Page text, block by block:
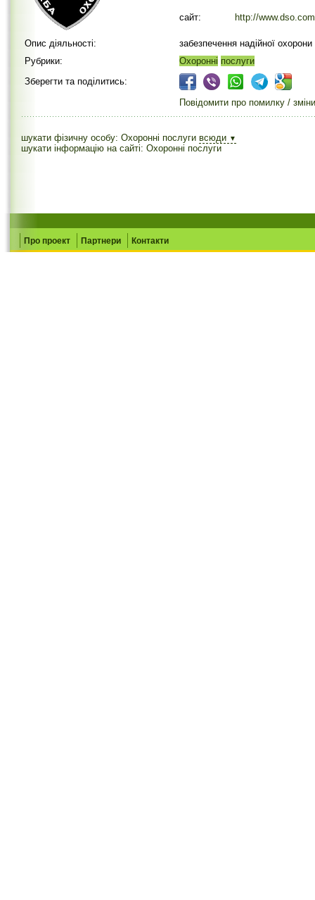
сайт: http://
Опис діяльності:
забезпечення надійної
Рубрики:
Охоронні послуги
Зберегти та поділитись:
Повідомити про помилку / зміни
шукати фізичну особу: Охоронні послуги всюди ▼
шукати інформацію на сайті: Охоронні послуги
Про проект Партнери Контакти